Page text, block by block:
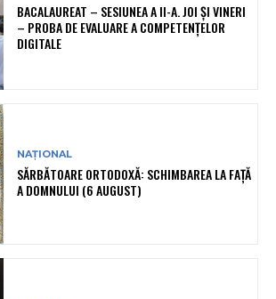
BACALAUREAT – SESIUNEA A II-A. JOI ȘI VINERI
– PROBA DE EVALUARE A COMPETENȚELOR
DIGITALE
NAȚIONAL
SĂRBĂTOARE ORTODOXĂ: SCHIMBAREA LA FAȚĂ
A DOMNULUI (6 AUGUST)